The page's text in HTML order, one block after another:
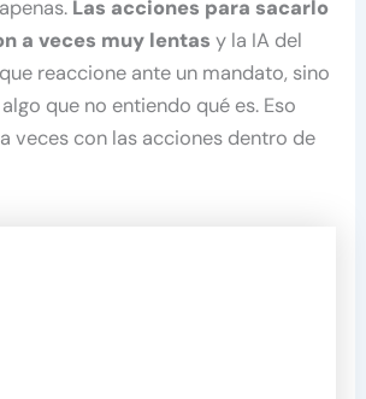
Las acciones para sacarlo
a veces muy lentasy la IA del
reaccione ante un mandato, sino
que no entiendo qué es. Eso
veces con las acciones dentro de